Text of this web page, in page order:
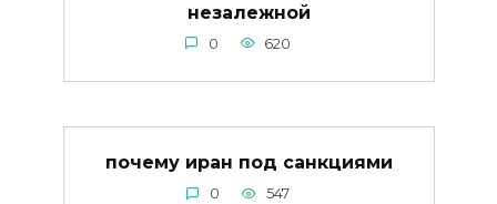
незалежной
0 620
почему иран под санкциями
0 547